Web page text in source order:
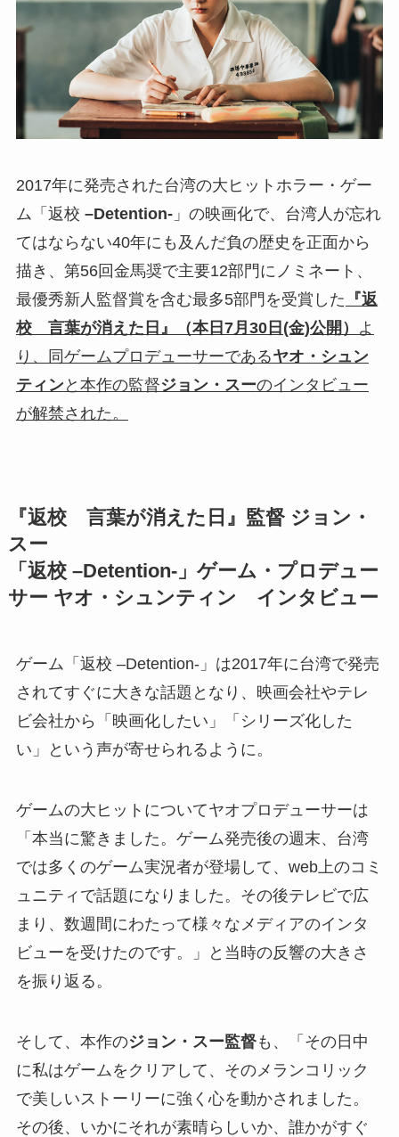
2017年に発売された台湾の大ヒットホラー・ゲー
ム「返校 –Detention-」の映画化で、台湾人が忘れ
てはならない40年にも及んだ負の歴史を正面から
描き、第56回金馬奨で主要12部門にノミネート、
最優秀新人監督賞を含む最多5部門を受賞した 『返
校 言葉が消えた日』（本日7月30日(金)公開 ）
よ
り、同ゲームプロデューサーであるヤオ・シュン
ティンと本作の監督ジョン・スーのインタビュー
が解禁された。
『返校 言葉が消えた日』監督 ジョン・
スー
「返校 –Detention-」ゲーム・プロデュー
サー ヤオ・シュンティン インタビュー
ゲーム「返校 –Detention-」は2017年に台湾で発売
されてすぐに大きな話題となり、映画会社やテレ
ビ会社から「映画化したい」「シリーズ化した
い」という声が寄せられるように。
ゲームの大ヒットについてヤオプロデューサーは
「本当に驚きました。ゲーム発売後の週末、台湾
では多くのゲーム実況者が登場して、web上のコミ
ュニティで話題になりました。その後テレビで広
まり、数週間にわたって様々なメディアのインタ
ビューを受けたのです。」と当時の反響の大きさ
を振り返る。
そして、本作のジョン・スー監督も、「その日中
に私はゲームをクリアして、そのメランコリック
で美しいストーリーに強く心を動かされました。
その後、いかにそれが素晴らしいか、誰かがすぐ